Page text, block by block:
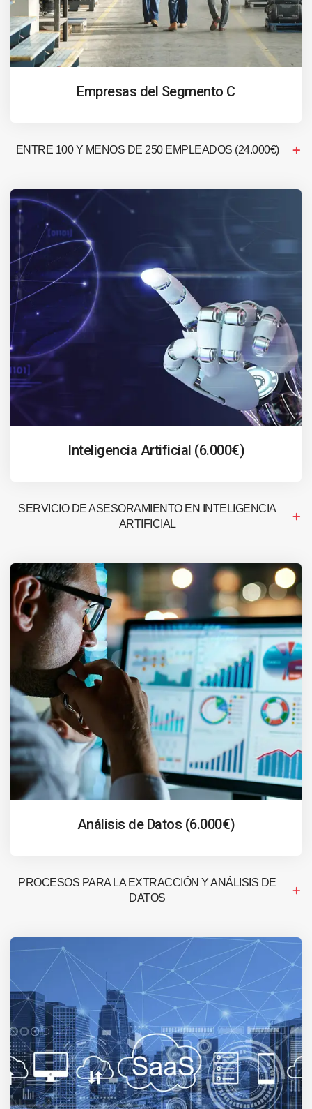
Empresas del Segmento C
ENTRE 100 Y MENOS DE 250 EMPLEADOS (24.000€)
Inteligencia Artificial (6.000€)
SERVICIO DE ASESORAMIENTO EN INTELIGENCIA
ARTIFICIAL
Análisis de Datos (6.000€)
PROCESOS PARA LA EXTRACCIÓN Y ANÁLISIS DE
DATOS